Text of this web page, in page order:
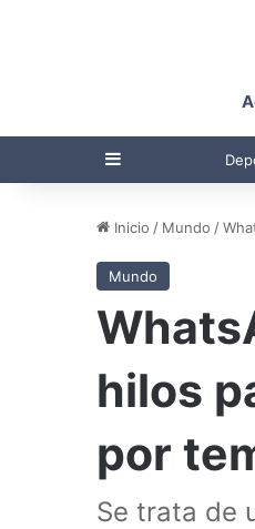
Barra lateral
Inicio / Mundo /
Mundo
hilos
por
Se trata de